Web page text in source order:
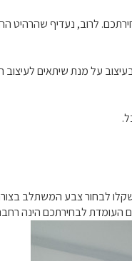
לרוב, נעדיף
על מנת שיתאים
שקלו לבחור צבע המשתלב
העומדת לבחירתכם הינה